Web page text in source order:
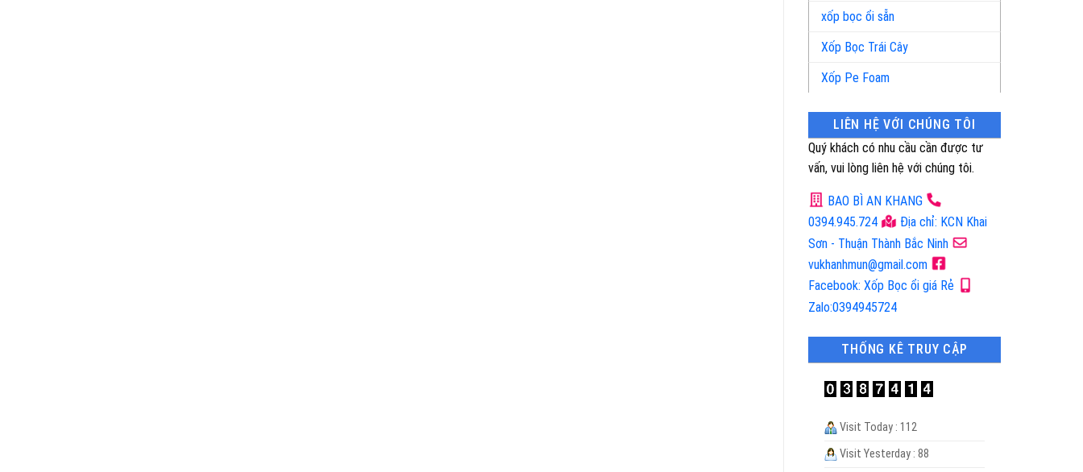
xốp bọc ổi sẵn
Xốp Bọc Trái Cây
Xốp Pe Foam
LIÊN HỆ VỚI CHÚNG TÔI
Quý khách có nhu cầu cần được tư
vấn, vui lòng liên hệ với chúng tôi.
BAO BÌ AN KHANG
0394.945.724
Địa chỉ: KCN Khai
Sơn - Thuận Thành Bắc Ninh
vukhanhmun@gmail.com
Facebook: Xốp Bọc ổi giá Rẻ
Zalo:0394945724
THỐNG KÊ TRUY CẬP
Visit Today : 112
Visit Yesterday : 88